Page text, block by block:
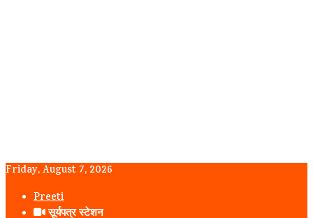
Friday, August 7, 2026
Preeti
सूर्यपत्र स्टेशन